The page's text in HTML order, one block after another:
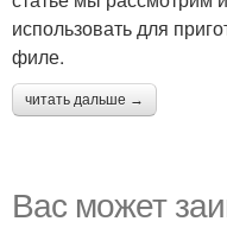
использовать для
филе.
читать дальше →
Вас может